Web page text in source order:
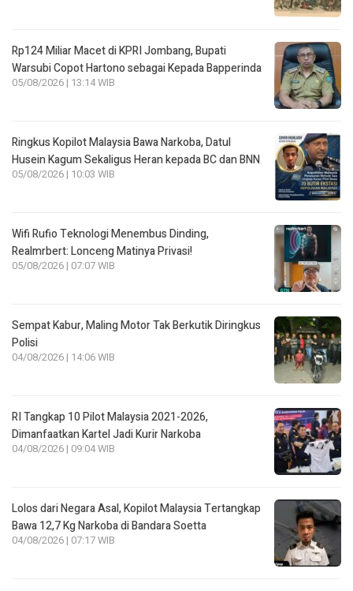
Rp124 Miliar Macet di KPRI Jombang, Bupati
Warsubi Copot Hartono sebagai Kepada Bapperinda
05/08/2026 | 13:14 WIB
Ringkus Kopilot Malaysia Bawa Narkoba, Datul
Husein Kagum Sekaligus Heran kepada BC dan BNN
05/08/2026 | 10:03 WIB
Wifi Rufio Teknologi Menembus Dinding,
Realmrbert: Lonceng Matinya Privasi!
05/08/2026 | 07:07 WIB
Sempat Kabur, Maling Motor Tak Berkutik Diringkus
Polisi
04/08/2026 | 14:06 WIB
RI Tangkap 10 Pilot Malaysia 2021-2026,
Dimanfaatkan Kartel Jadi Kurir Narkoba
04/08/2026 | 09:04 WIB
Lolos dari Negara Asal, Kopilot Malaysia Tertangkap
Bawa 12,7 Kg Narkoba di Bandara Soetta
04/08/2026 | 07:17 WIB